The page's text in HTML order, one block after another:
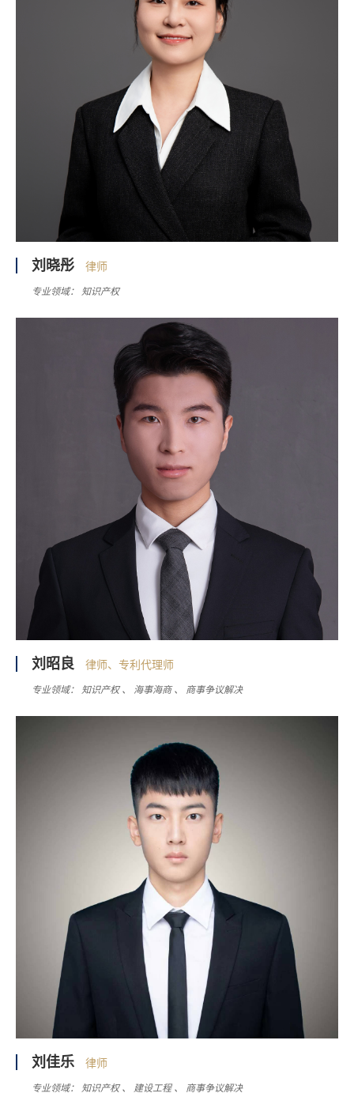
刘晓彤 律师
专业领域： 知识产权
刘昭良 律师、专利代理师
专业领域： 知识产权 海事海商 商事争议解决
刘佳乐 律师
专业领域： 知识产权 建设工程 商事争议解决